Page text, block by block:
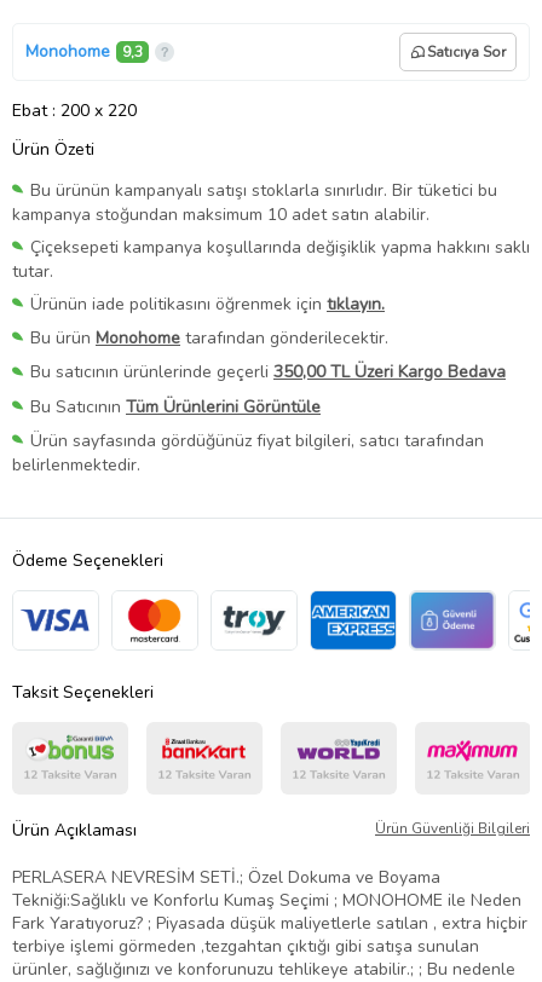
Monohome 9,3 Satıcıya Sor
Ebat : 200 x 220
Ürün Özeti
Bu ürünün kampanyalı satışı stoklarla sınırlıdır. Bir tüketici bu
kampanya stoğundan maksimum 10 adet satın alabilir.
Çiçeksepeti kampanya koşullarında değişiklik yapma hakkını saklı
tutar.
Ürünün iade politikasını öğrenmek için tıklayın.
Bu ürün Monohome tarafından gönderilecektir.
Bu satıcının ürünlerinde geçerli 350,00 TL Üzeri Kargo Bedava
Bu Satıcının Tüm Ürünlerini Görüntüle
Ürün sayfasında gördüğünüz fiyat bilgileri, satıcı tarafından
belirlenmektedir.
Ödeme Seçenekleri
Taksit Seçenekleri
Ürün Açıklaması Ürün Güvenliği Bilgileri
PERLASERA NEVRESİM SETİ.; Özel Dokuma ve Boyama
Tekniği:Sağlıklı ve Konforlu Kumaş Seçimi ; MONOHOME ile Neden
Fark Yaratıyoruz? ; Piyasada düşük maliyetlerle satılan , extra hiçbir
terbiye işlemi görmeden ,tezgahtan çıktığı gibi satışa sunulan
ürünler, sağlığınızı ve konforunuzu tehlikeye atabilir.; ; Bu nedenle